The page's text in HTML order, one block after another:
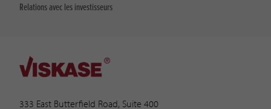
333 East Butterfield Road, Suite 400
Relations avec les investisseurs